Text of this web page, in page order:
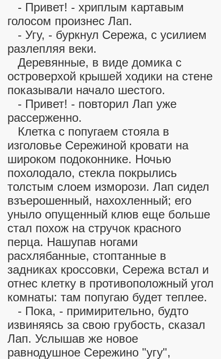
- Привет! - хриплым картавым
голосом произнес Лап.
- Угу, - буркнул Сережа, с усилием
разлепляя веки.
Деревянные, в виде домика с
островерхой крышей ходики на стене
показывали начало шестого.
- Привет! - повторил Лап уже
рассерженно.
Клетка с попугаем стояла в
изголовье Сережиной кровати на
широком подоконнике. Ночью
похолодало, стекла покрылись
толстым слоем изморози. Лап сидел
взъерошенный, нахохленный; его
уныло опущенный клюв еще больше
стал похож на стручок красного
перца. Нашупав ногами
расхлябанные, стоптанные в
задниках кроссовки, Сережа встал и
отнес клетку в противоположный угол
комнаты: там попугаю будет теплее.
- Пока, - примирительно, будто
извиняясь за свою грубость, сказал
Лап. Услышав же новое
равнодушное Сережино "угу",
(1940 г.) и Ливий Щипачев в роли Тимура
Обращение к молодым избирателям
(ч.1)
(ч.2)
(ч.3)